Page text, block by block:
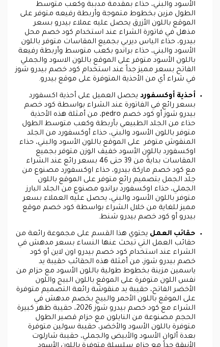
الأسود والبني، حذاء بمقدمة مدببة وكعب متوسط
الطول مزين بخطوط متموجة وأربطة رفيعه متوفر على
الموقع باللون الأزرق يحصل عليه عملاء بيدرو بسعر
مذهل في فاتورة الشراء عند استخدام كود خصم محل
بيدرو، حذاء الياس ديربي بجميع المقاسات متوفر باللون
الأسود والبني، حذاء براندو بكعب متوسط وأربطة رفيعة
باللون الأسود متوفر على الموقع باللون الاسود والجملي
الفاتح بسعر مميز جداً عند استخدام كود خصم بيدرو شوز
في شراء أي من الأحذية المتوفرة على موقع بيدرو.
أحذية أوكسفورد يحصل العميل على أحذية اكسفورد
بسعر رائع في الفاتورة عند الشراء بواسطة كود خصم
بيدرو شوز أو كود خصم pedro، من أمثلة هذه الأحذية
حذاء من الجلد الطبيعي بأربطة وكعب متوسط الطول
متوفر باللون الأسود والبني، حذاء أوكسفورد من الجلد
المنقوش متوفر على الموقع باللون الأسود والبني، حذاء
اوكسفورد باللون الأسود خفيف الوزن متوفر بجميع
المقاسات بدايةً من 39 حتى 46 بسعر رائع عند الشراء
مع كود خصم ماركة بيدرو، حذاء اوكسفورد مصنوع من
جلد الجمل بتصميم رائع متوفر على الموقع باللون
الجملي، حذاء اوكسفورد براندو مصنوع من الجلد البارز
متوفر باللون الأسود والبني، يحصل عليه العملاء بسعر
مميز للغاية من خلال الشراء بواسطة كود خصم موقع
بيدرو أو كود خصم بيدرو شنط.
حقائب العمل يحتوي هذا القسم على مجموعة رائعة من
حقائب العمل التي تبحث عنها النساء بسعر مدهش في
الشراء عند استخدام كود خصم بيدرو اون لاين أو كود
خصم بيدرو شوز، من أمثلة هذه الحقائب حقيبة يد
ياسمين مزينة بخطوط طولية باللون الأسود مع حزام من
نفس اللون متوفرة على الموقع باللون البيج واللون
الأخضر الفاتح، حقيبة يد منقوشة رائعة التصميم متوفرة
على الموقع باللون الأحمر والبيج بخصم مدهش في
الشراء مع كود خصم بيدرو شوز 2026، حقيبة ظهر كبيرة
الحجم مصنوعة من النايلون مع حزام قصير الطول
متوفرة باللون الأسود والأخضر، حقيبة سولين متوفرة
بعدة ألوان الأسود والأبيض والجملي، حقيبة شارلوت